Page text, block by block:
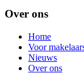
Over ons
Home
Voor
Nieuws
Over ons